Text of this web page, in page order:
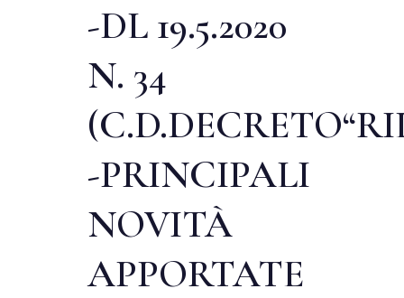
-DL 19.5.2020
N. 34
-PRINCIPALI
NOVITÀ
APPORTATE